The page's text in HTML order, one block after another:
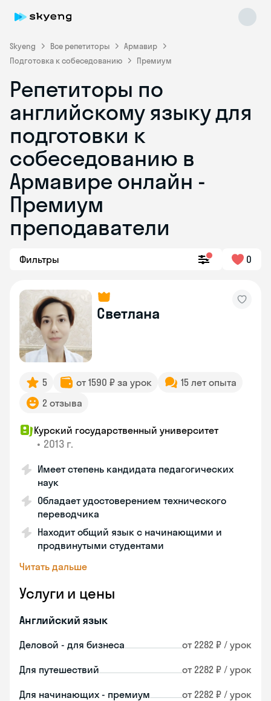
Skyeng Все репетиторы
Армавир
Подготовка к собеседованию
Премиум
Репетиторы по
английскому языку для
подготовки к
собеседованию в
Армавире онлайн -
Премиум
преподаватели
Фильтры 0
Светлана
5 от 1590 ₽ за урок
15 лет опыта
2 отзыва
Курский государственный университет
• 2013 г.
Имеет степень кандидата педагогических
наук
Обладает удостоверением технического
переводчика
Находит общий язык с начинающими и
продвинутыми студентами
Читать дальше
Услуги и цены
Английский язык
Деловой - для бизнеса от 2282 ₽ / урок
Для путешествий от 2282 ₽ / урок
Для начинающих - премиум от 2282 ₽ / урок
Skyeng Chat